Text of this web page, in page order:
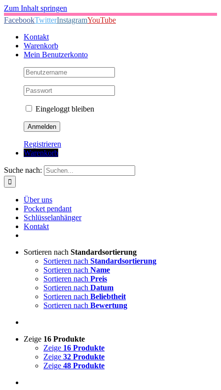
Zum Inhalt springen
FacebookTwitterInstagramYouTube
Kontakt
Warenkorb
Mein Benutzerkonto
Eingeloggt bleiben
Registrieren
Warenkorb
Suche nach:
Über uns
Pocket pendant
Schlüsselanhänger
Kontakt
Sortieren nach Standardsortierung
Sortieren nach Standardsortierung
Sortieren nach Name
Sortieren nach Preis
Sortieren nach Datum
Sortieren nach Beliebtheit
Sortieren nach Bewertung
Zeige 16 Produkte
Zeige 16 Produkte
Zeige 32 Produkte
Zeige 48 Produkte